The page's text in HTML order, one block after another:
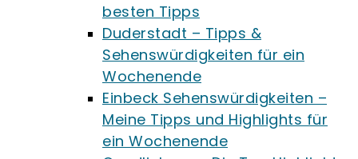
besten Tipps
Duderstadt – Tipps &
Sehenswürdigkeiten für ein
Wochenende
Einbeck Sehenswürdigkeiten –
Meine Tipps und Highlights für
ein Wochenende